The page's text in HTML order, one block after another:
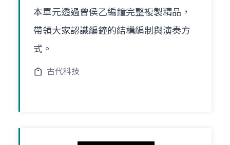
本單元透過曾侯乙編鐘完整複製精品，
帶領大家認識編鐘的結構編制與演奏方
式。
古代科技